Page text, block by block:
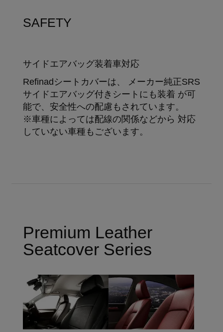
SAFETY
サイドエアバッグ装着車対応
Refinadシートカバーは、 メーカー純正SRS
サイドエアバッグ付きシートにも装着 が可
能で、安全性への配慮もされています。
※車種によっては配線の関係などから 対応
していない車種もございます。
Premium Leather
Seatcover Series